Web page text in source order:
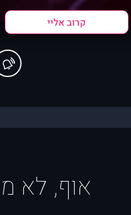
אוף, לא